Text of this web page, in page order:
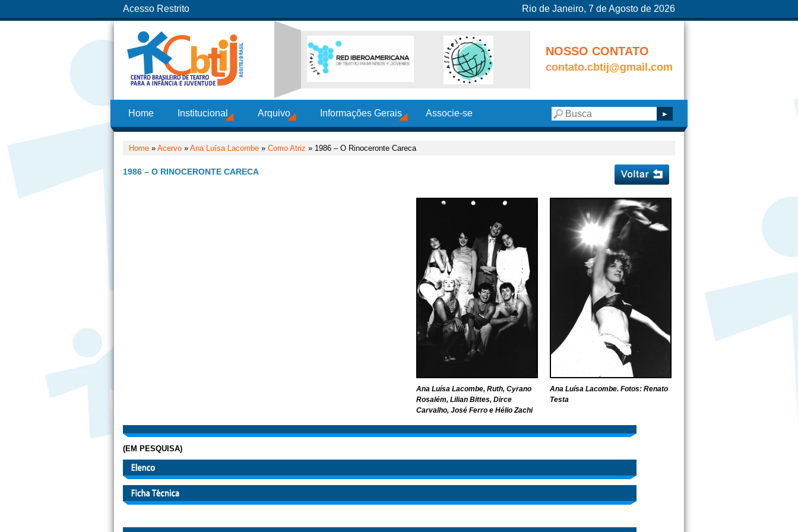
Acesso Restrito Rio de Janeiro, 7 de Agosto de 2026
NOSSO CONTATO
contato.cbtij@gmail.com
Home Institucional Arquivo Informações Gerais Associe-se
Home » Acervo » Ana Luísa Lacombe » Como Atriz » 1986 – O Rinoceronte Careca
1986 – O RINOCERONTE CARECA
Ana Luísa Lacombe. Fotos: Renato
Testa
Ana Luísa Lacombe, Ruth, Cyrano
Rosalém, Lilian Bittes, Dirce
Carvalho, José Ferro e Hélio Zachi
(EM PESQUISA)